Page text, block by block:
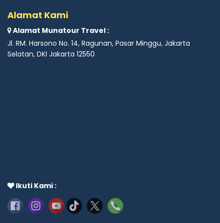
Alamat Kami
Alamat Munatour Travel :
Jl. RM. Harsono No. 14, Ragunan, Pasar Minggu, Jakarta
Selatan, DKI Jakarta 12550
Ikuti Kami :